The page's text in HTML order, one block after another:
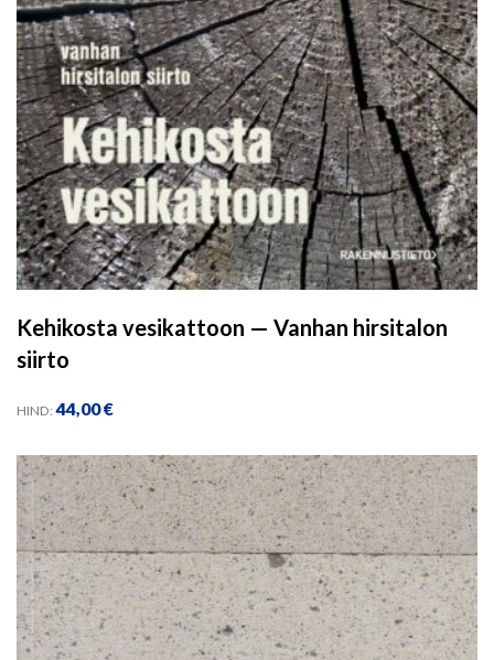
Kehikosta vesikattoon — Vanhan hirsitalon
siirto
HIND: 44,00€